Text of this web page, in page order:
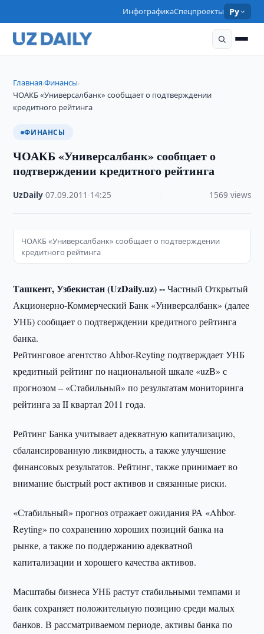
ИнфографикаСпецпроекты Ру
Главная›Финансы›
ЧОАКБ «Универсалбанк» сообщает о подтверждении
кредитного рейтинга
ФИНАНСЫ
ЧОАКБ «Универсалбанк» сообщает о
подтверждении кредитного рейтинга
UzDaily ·07.09.2011 14:25 1569 views
ЧОАКБ «Универсалбанк» сообщает о подтверждении
кредитного рейтинга
Ташкент, Узбекистан (UzDaily.uz) --Частный Открытый
Акционерно-Коммерческий Банк «Универсалбанк» (далее
УНБ) сообщает о подтверждении кредитного рейтинга
банка.
Рейтинговое агентство Ahbor-Reyting подтверждает УНБ
кредитный рейтинг по национальной шкале «uzВ» с
прогнозом – «Стабильный» по результатам мониторинга
рейтинга за II квартал 2011 года.
Рейтинг Банка учитывает адекватную капитализацию,
сбалансированную ликвидность, а также улучшение
финансовых результатов. Рейтинг, также принимает во
внимание быстрый рост активов и связанные риски.
«Стабильный» прогноз отражает ожидания РА «Ahbor-
Reyting» по сохранению хороших позиций банка на
рынке, а также по поддержанию адекватной
капитализации и хорошего качества активов.
Масштабы бизнеса УНБ растут стабильными темпами и
банк сохраняет положительную позицию среди малых
банков. В рассматриваемом периоде, активы банка по